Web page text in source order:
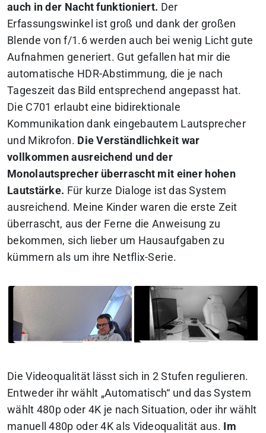
auch in der Nacht funktioniert. Der
Erfassungswinkel ist groß und dank der großen
Blende von f/1.6 werden auch bei wenig Licht gute
Aufnahmen generiert. Gut gefallen hat mir die
automatische HDR-Abstimmung, die je nach
Tageszeit das Bild entsprechend angepasst hat.
Die C701 erlaubt eine bidirektionale
Kommunikation dank eingebautem Lautsprecher
und Mikrofon. Die Verständlichkeit war
vollkommen ausreichend und der
Monolautsprecher überrascht mit einer hohen
Lautstärke. Für kurze Dialoge ist das System
ausreichend. Meine Kinder waren die erste Zeit
überrascht, aus der Ferne die Anweisung zu
bekommen, sich lieber um Hausaufgaben zu
kümmern als um ihre Netflix-Serie.
Die Videoqualität lässt sich in 2 Stufen regulieren.
Entweder ihr wählt „Automatisch“ und das System
wählt 480p oder 4K je nach Situation, oder ihr wählt
manuell 480p oder 4K als Videoqualität aus. Im